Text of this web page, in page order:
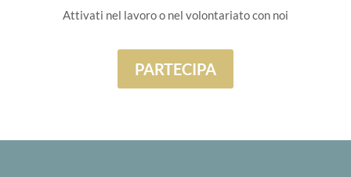
Attivati nel lavoro o nel volontariato con noi
PARTECIPA